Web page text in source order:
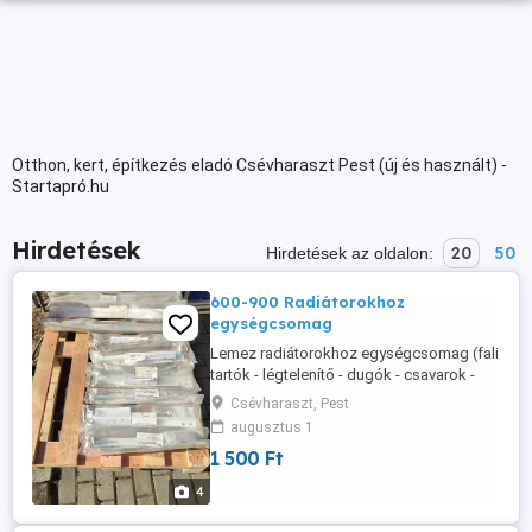
Otthon, kert, építkezés eladó Csévharaszt Pest (új és használt) -
Startapró.hu
Hirdetések Hirdetések az oldalon: 20 50
4
600-900 Radiátorokhoz
egységcsomag
Lemez radiátorokhoz egységcsomag (fali
tartók - légtelenítő - dugók - csavarok -
stb)Csévharaszt, Pest
augusztus 1
1 500 Ft